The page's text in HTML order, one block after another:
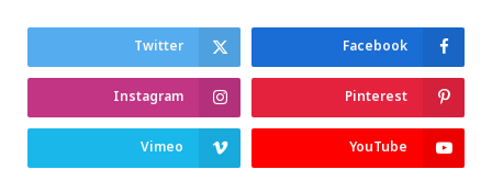
Facebook
Twitter
Pinterest
Instagram
YouTube
Vimeo